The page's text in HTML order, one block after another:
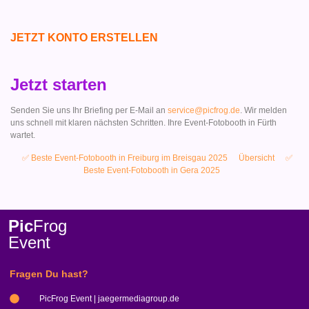
JETZT KONTO ERSTELLEN
Jetzt starten
Senden Sie uns Ihr Briefing per E-Mail an service@picfrog.de. Wir melden
uns schnell mit klaren nächsten Schritten. Ihre Event-Fotobooth in Fürth
wartet.
✅ Beste Event-Fotobooth in Freiburg im Breisgau 2025 Übersicht
✅
Beste Event-Fotobooth in Gera 2025
PicFrog
Event
Fragen Du hast?
PicFrog Event | jaegermediagroup.de